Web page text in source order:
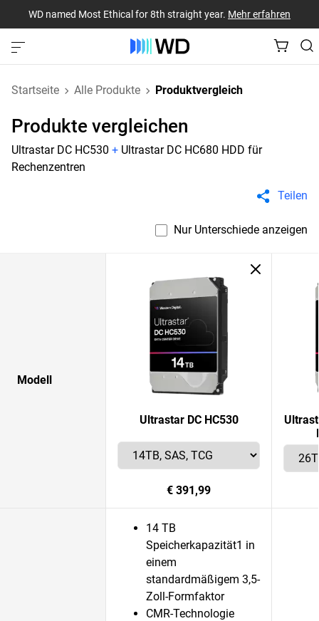
WD named Most Ethical for 8th straight year. Mehr erfahren
Startseite Alle Produkte Produktvergleich
Produkte vergleichen
Ultrastar DC HC530 + Ultrastar DC HC680 HDD für
Rechenzentren
Teilen
Nur Unterschiede anzeigen
Modell
Ultrastar DC HC530
€ 391,99
14 TB
Speicherkapazität1 in
einem
standardmäßigem 3,5-
Zoll-Formfaktor
CMR-Technologie